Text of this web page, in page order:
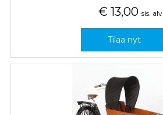
€ 13,00 sis. alv
Tilaa nyt